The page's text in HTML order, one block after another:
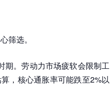
筛选。
期。劳动力市场疲软会限制工
，核心通胀率可能跌至2%以